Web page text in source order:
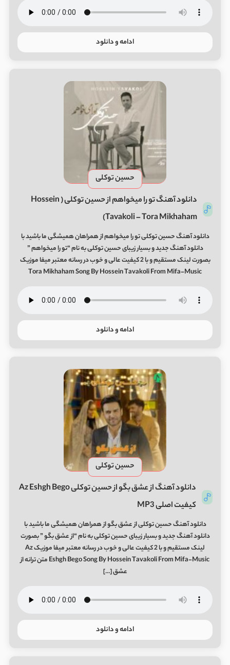
ادامه و دانلود
حسین توکلی
دانلود آهنگ تو را میخواهم از حسین توکلی ( Hossein
Tavakoli – Tora Mikhaham)
دانلود آهنگ حسین توکلی تو را میخواهم از همراهان همیشگی ما باشید با
دانلود آهنگ جدید و بسیار زیبای حسین توکلی به نام “تو را میخواهم ”
بصورت لینک مستقیم و با 2 کیفیت عالی و خوب در رسانه معتبر میفا موزیک
Tora Mikhaham Song By Hossein Tavakoli From Mifa-Music
ادامه و دانلود
حسین توکلی
دانلود آهنگ از عشق بگو از حسین توکلی Az Eshgh Bego
کیفیت اصلی MP3
دانلود آهنگ حسین توکلی از عشق بگو از همراهان همیشگی ما باشید با
دانلود آهنگ جدید و بسیار زیبای حسین توکلی به نام “از عشق بگو ” بصورت
لینک مستقیم و با 2 کیفیت عالی و خوب در رسانه معتبر میفا موزیک Az
Eshgh Bego Song By Hossein Tavakoli From Mifa-Music متن ترانه از
عشق […]
ادامه و دانلود